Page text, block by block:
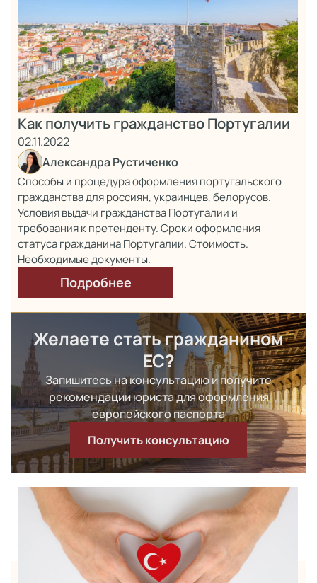
Как получить гражданство Португалии
02.11.2022
Александра Рустиченко
Способы и процедура оформления португальского
гражданства для россиян, украинцев, белорусов.
Условия выдачи гражданства Португалии и
требования к претенденту. Сроки оформления
статуса гражданина Португалии. Стоимость.
Необходимые документы.
Подробнее
Желаете стать гражданином
ЕС?
Запишитесь на консультацию и получите
рекомендации юристадля оформления
европейского паспорта
Получить консультацию